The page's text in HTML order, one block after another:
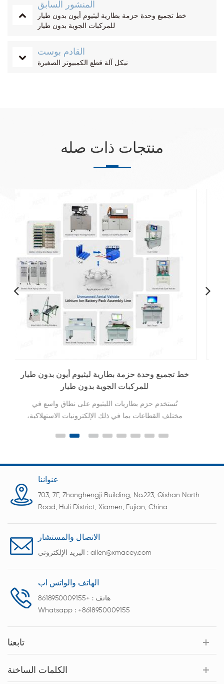
المنشور السابق
خط تجميع وحدة حزمة بطارية ليثيوم أيون بدون طيار
للمركبات الجوية بدون طيار
القادم بوست
نيكل آلة قطع الكمبيوتر الصغيرة
منتجات ذات صله
18650-32700 خط تجميع وحدة بطارية ليثيوم أيون
الأسطوانية
يتم استخدام حزم البطاريات الأسطوانية 18650 و21700
و26650 و32650 و32700 في صناعات متنوعة بما في ذلك
والموثوقية والقوة العالية. براعه.
عنواننا
703, 7F, Zhonghengji Building, No.223, Qishan North
Road, Huli District, Xiamen, Fujian, China
الاتصال والمستشار
البريد الإلكتروني : allen@xmacey.com
الهاتف والواتس اب
هاتف : +8618950009155
Whatsapp : +8618950009155
تابعنا
الكلمات الساخنة